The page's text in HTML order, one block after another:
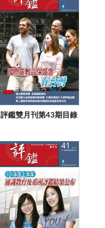
評鑑雙月刊第43期目錄